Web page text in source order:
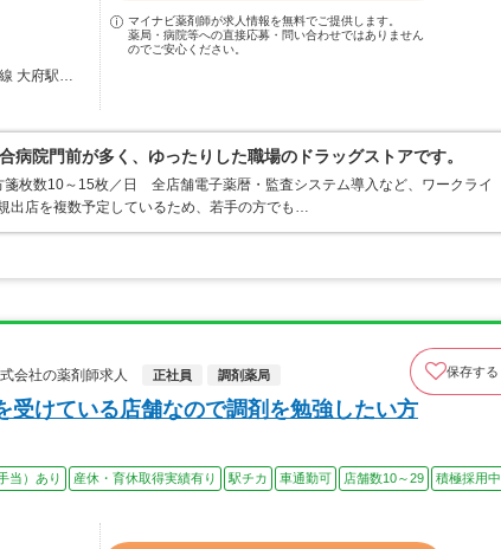
大府駅…
マイナビ薬剤師が求人情報を無料でご提供します。
薬局・病院等への直接応募・問い合わせではありません
のでご安心ください。
病院門前が多く、ゆったりした職場のドラッグストアです。
枚数10～15枚／日 全店舗電子薬暦・監査システム導入など、ワークライ
出店を複数予定しているため、若手の方でも…
会社の薬剤師求人
正社員 調剤薬局 保存する
受けている店舗なので調剤を勉強したい方
当）あり 産休・育休取得実績有り 駅チカ 車通勤可 店舗数10～29
積極採用中